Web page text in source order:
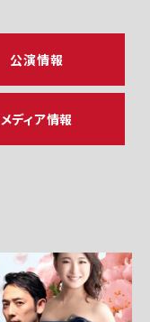
公演情報
メディア情報